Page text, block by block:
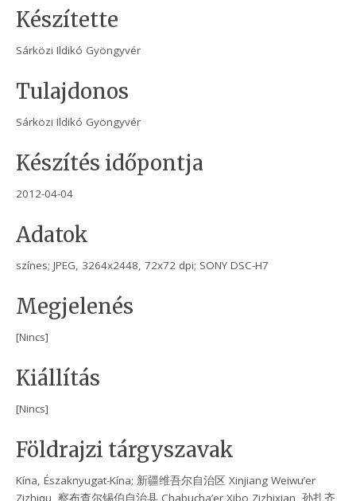
Készítette
Sárközi Ildikó Gyöngyvér
Tulajdonos
Sárközi Ildikó Gyöngyvér
Készítés időpontja
2012-04-04
Adatok
színes; JPEG, 3264x2448, 72x72 dpi; SONY DSC-H7
Megjelenés
[Nincs]
Kiállítás
[Nincs]
Földrajzi tárgyszavak
Kína, Északnyugat-Kína; 新疆维吾尔自治区 Xinjiang Weiwu’er
Zizhiqu, 察布查尔锡伯自治县 Chabucha’er Xibo Zizhixian, 孙扎齐